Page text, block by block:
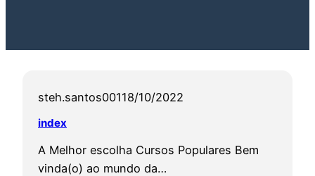
steh.santos00118/10/2022
index
A Melhor escolha Cursos Populares Bem
vinda(o) ao mundo da…